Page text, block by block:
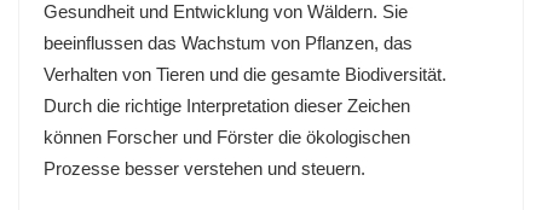
Gesundheit und Entwicklung von Wäldern. Sie
beeinflussen das Wachstum von Pflanzen, das
Verhalten von Tieren und die gesamte Biodiversität.
Durch die richtige Interpretation dieser Zeichen
können Forscher und Förster die ökologischen
Prozesse besser verstehen und steuern.